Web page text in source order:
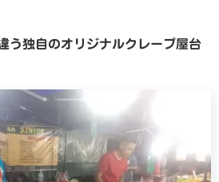
う独自のオリジナルクレープ屋台